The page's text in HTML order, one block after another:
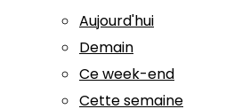
Aujourd'hui
Demain
Ce week-end
Cette semaine